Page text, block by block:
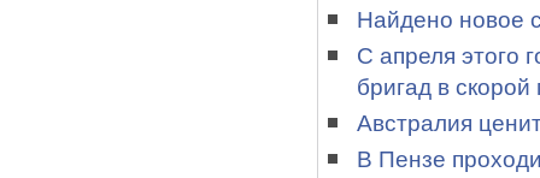
Найдено новое
С апреля этого
бригад в
Австралия
В Пензе